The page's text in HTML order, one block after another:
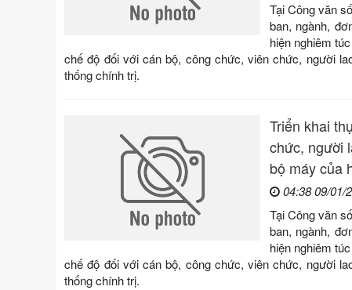
Tại Công văn
ban, ngành,
hiện nghiêm
chế độ đối với cán bộ, công chức, viên chức, người
thống chính trị.
Triển khai
chức, người
bộ máy của
04:38 09/01/
Tại Công văn
ban, ngành,
hiện nghiêm
chế độ đối với cán bộ, công chức, viên chức, người
thống chính trị.